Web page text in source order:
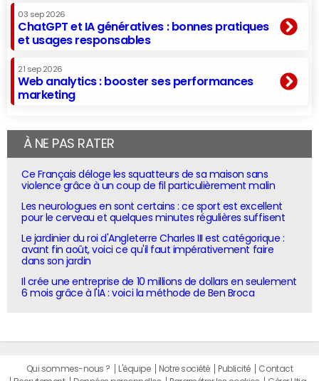
03 sep 2026
ChatGPT et IA génératives : bonnes pratiques
et usages responsables
21 sep 2026
Web analytics : booster ses performances
marketing
À NE PAS RATER
Ce Français déloge les squatteurs de sa maison sans
violence grâce à un coup de fil particulièrement malin
Les neurologues en sont certains : ce sport est excellent
pour le cerveau et quelques minutes régulières suffisent
Le jardinier du roi d'Angleterre Charles III est catégorique :
avant fin août, voici ce qu'il faut impérativement faire
dans son jardin
Il crée une entreprise de 10 millions de dollars en seulement
6 mois grâce à l'IA : voici la méthode de Ben Broca
Qui sommes-nous ? L'équipe Notre société Publicité
Contact